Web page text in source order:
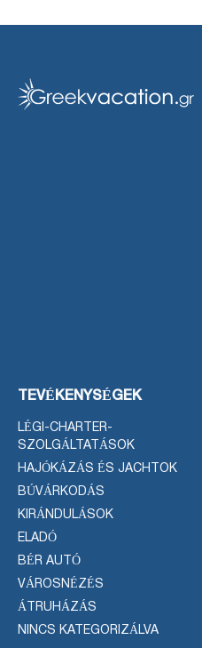
TEVÉKENYSÉGEK
LÉGI-CHARTER-
SZOLGÁLTATÁSOK
HAJÓKÁZÁS ÉS JACHTOK
BÚVÁRKODÁS
KIRÁNDULÁSOK
ELADÓ
BÉR AUTÓ
VÁROSNÉZÉS
ÁTRUHÁZÁS
NINCS KATEGORIZÁLVA